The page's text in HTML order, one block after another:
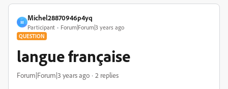
M
Michel28870946p4yq
Participant Forum|Forum|3 years ago
QUESTION
langue française
Forum|Forum|3 years ago 2 replies